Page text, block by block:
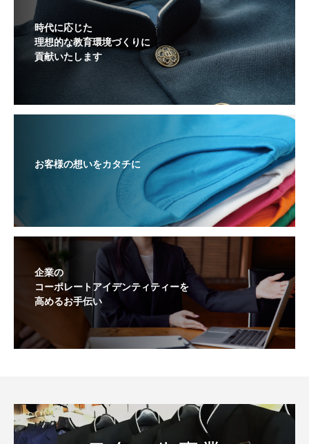
時代に応じた
理想的な教育環境づくりに
貢献いたします
お客様の想いをカタチに
企業の
コーポレートアイデンティティーを
高めるお手伝い